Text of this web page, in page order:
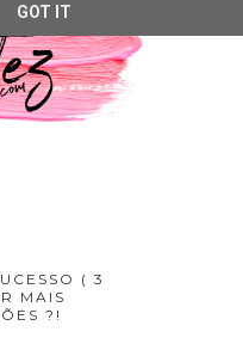
( 3
MAIS
?!
GOT IT